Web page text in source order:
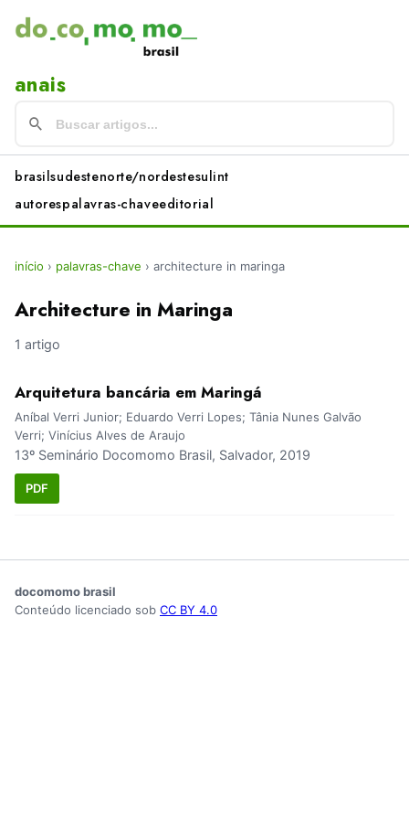
anais
brasilsudestenorte/nordestesulint
autorespalavras-chaveeditorial
início › palavras-chave › architecture in maringa
Architecture in Maringa
1 artigo
Arquitetura bancária em Maringá
Aníbal Verri Junior; Eduardo Verri Lopes; Tânia Nunes Galvão
Verri; Vinícius Alves de Araujo
13º Seminário Docomomo Brasil, Salvador, 2019
PDF
docomomo brasil
Conteúdo licenciado sob CC BY 4.0